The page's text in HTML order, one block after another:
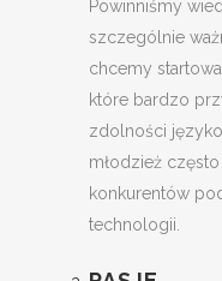
Powinniśmy
szczególnie
chcemy
które bardzo
zdolności
młodzież
konkurentów
technologii.